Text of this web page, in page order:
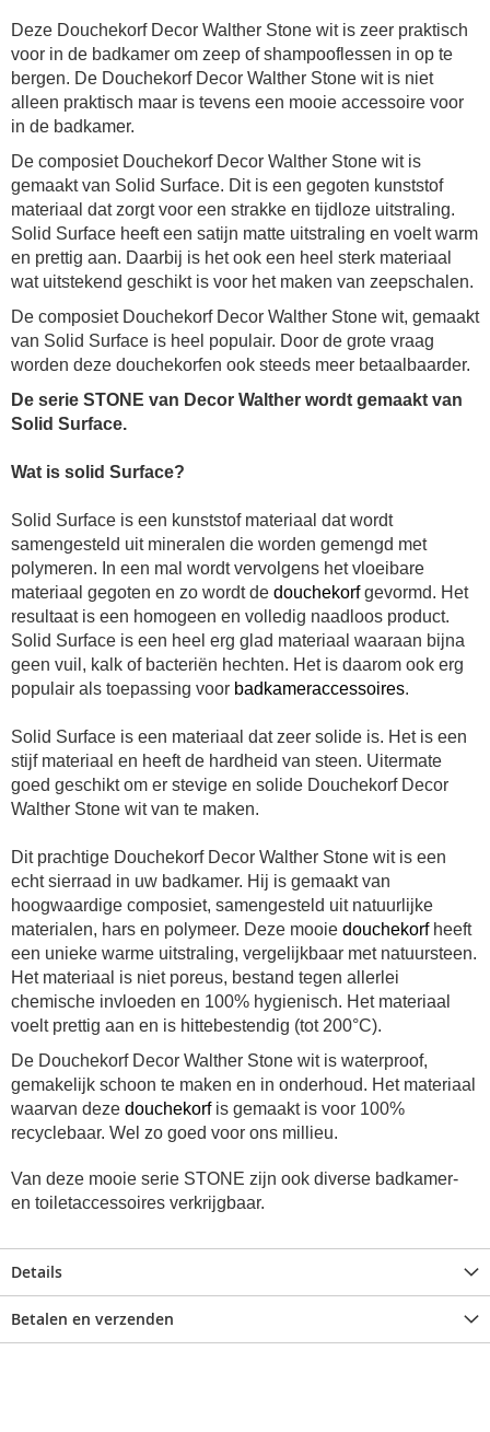
Deze Douchekorf Decor Walther Stone wit is zeer praktisch
voor in de badkamer om zeep of shampooflessen in op te
bergen. De Douchekorf Decor Walther Stone wit is niet
alleen praktisch maar is tevens een mooie accessoire voor
in de badkamer.
De composiet Douchekorf Decor Walther Stone wit is
gemaakt van Solid Surface. Dit is een gegoten kunststof
materiaal dat zorgt voor een strakke en tijdloze uitstraling.
Solid Surface heeft een satijn matte uitstraling en voelt warm
en prettig aan. Daarbij is het ook een heel sterk materiaal
wat uitstekend geschikt is voor het maken van zeepschalen.
De composiet Douchekorf Decor Walther Stone wit, gemaakt
van Solid Surface is heel populair. Door de grote vraag
worden deze douchekorfen ook steeds meer betaalbaarder.
De serie STONE van Decor Walther wordt gemaakt van
Solid Surface.
Wat is solid Surface?
Solid Surface is een kunststof materiaal dat wordt
samengesteld uit mineralen die worden gemengd met
polymeren. In een mal wordt vervolgens het vloeibare
materiaal gegoten en zo wordt de douchekorfgevormd. Het
resultaat is een homogeen en volledig naadloos product.
Solid Surface is een heel erg glad materiaal waaraan bijna
geen vuil, kalk of bacteriën hechten. Het is daarom ook erg
populair als toepassing voor badkameraccessoires.
Solid Surface is een materiaal dat zeer solide is. Het is een
stijf materiaal en heeft de hardheid van steen. Uitermate
goed geschikt om er stevige en solide Douchekorf Decor
Walther Stone wit van te maken.
Dit prachtige Douchekorf Decor Walther Stone wit is een
echt sierraad in uw badkamer. Hij is gemaakt van
hoogwaardige composiet, samengesteld uit natuurlijke
materialen, hars en polymeer. Deze mooie douchekorfheeft
een unieke warme uitstraling, vergelijkbaar met natuursteen.
Het materiaal is niet poreus, bestand tegen allerlei
chemische invloeden en 100% hygienisch. Het materiaal
voelt prettig aan en is hittebestendig (tot 200°C).
De Douchekorf Decor Walther Stone wit is waterproof,
gemakelijk schoon te maken en in onderhoud. Het materiaal
waarvan deze douchekorf is gemaakt is voor 100%
recyclebaar. Wel zo goed voor ons millieu.
Van deze mooie serie STONE zijn ook diverse badkamer-
en toiletaccessoires verkrijgbaar.
Details
Betalen en verzenden